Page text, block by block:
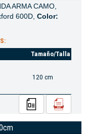
ARMA CAMO,
600D, Color:
Tamaño/Talla
120 cm